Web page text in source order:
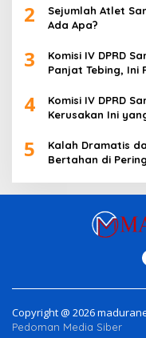
2
Sejumlah Atlet
Ada Apa?
3
Komisi IV DPRD
Panjat Tebing, Ini
4
Komisi IV DPRD
Kerusakan Ini
5
Kalah Dramatis
Bertahan di
Copyright @ 2026
Pedoman Media Siber